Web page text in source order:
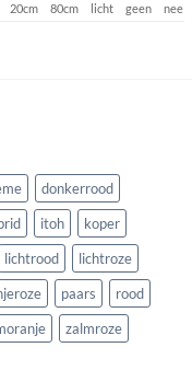
20cm 80cm licht geen nee
donkerrood
itoh
koper
lichtrood
lichtroze
paars
rood
zalmroze